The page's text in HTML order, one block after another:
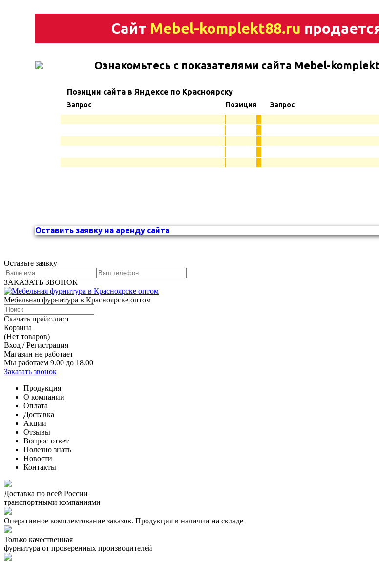
Сайт Mebel-komplekt88.ru
Ознакомьтесь с показателями сайта Mebel-
Позиции сайта в Яндексе по Красноярску
Запрос Позиция Запрос
Оставить заявку на аренду сайта
Оставьте заявку
ЗАКАЗАТЬ ЗВОНОК
Мебельная фурнитура в Красноярске оптом
Скачать прайс-лист
Корзина
(Нет товаров)
Вход / Регистрация
Магазин не работает
Мы работаем 9.00 до 18.00
Заказать звонок
Продукция
О компании
Оплата
Доставка
Акции
Отзывы
Вопрос-ответ
Полезно знать
Новости
Контакты
Доставка по всей России
транспортными компаниями
Оперативное комплектование заказов. Продукция в наличии на складе
Только качественная
фурнитура от проверенных производителей